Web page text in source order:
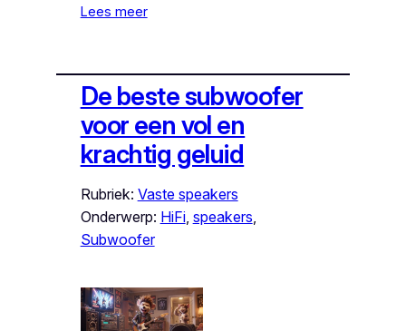
Lees meer
De beste subwoofer
voor een vol en
krachtig geluid
Rubriek: Vaste speakers
Onderwerp: HiFi, speakers
Subwoofer